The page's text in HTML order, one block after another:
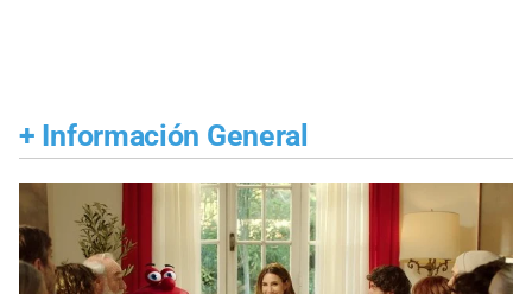
+ Información General